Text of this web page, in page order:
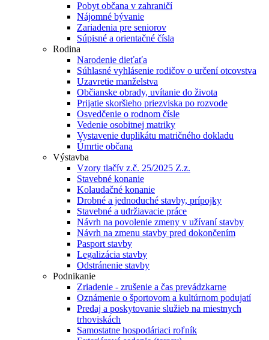
Pobyt občana v zahraničí
Nájomné bývanie
Zariadenia pre seniorov
Súpisné a orientačné čísla
Rodina
Narodenie dieťaťa
Súhlasné vyhlásenie rodičov o určení otcovstva
Uzavretie manželstva
Občianske obrady, uvítanie do života
Prijatie skoršieho priezviska po rozvode
Osvedčenie o rodnom čísle
Vedenie osobitnej matriky
Vystavenie duplikátu matričného dokladu
Úmrtie občana
Výstavba
Vzory tlačív z.č. 25/2025 Z.z.
Stavebné konanie
Kolaudačné konanie
Drobné a jednoduché stavby, prípojky
Stavebné a udržiavacie práce
Návrh na povolenie zmeny v užívaní stavby
Návrh na zmenu stavby pred dokončením
Pasport stavby
Legalizácia stavby
Odstránenie stavby
Podnikanie
Zriadenie - zrušenie a čas prevádzkarne
Oznámenie o športovom a kultúrnom podujatí
Predaj a poskytovanie služieb na miestnych
trhoviskách
Samostatne hospodáriaci roľník